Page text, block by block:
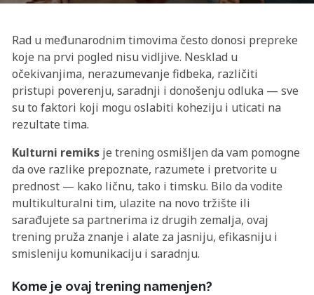
Rad u međunarodnim timovima često donosi prepreke
koje na prvi pogled nisu vidljive. Nesklad u
očekivanjima, nerazumevanje fidbeka, različiti
pristupi poverenju, saradnji i donošenju odluka — sve
su to faktori koji mogu oslabiti koheziju i uticati na
rezultate tima.
Kulturni remiks je trening osmišljen da vam pomogne
da ove razlike prepoznate, razumete i pretvorite u
prednost — kako ličnu, tako i timsku. Bilo da vodite
multikulturalni tim, ulazite na novo tržište ili
sarađujete sa partnerima iz drugih zemalja, ovaj
trening pruža znanje i alate za jasniju, efikasniju i
smisleniju komunikaciju i saradnju.
Kome je ovaj trening namenjen?